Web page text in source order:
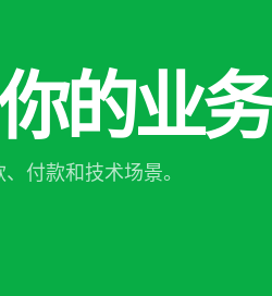
的业务
付款和技术场景。